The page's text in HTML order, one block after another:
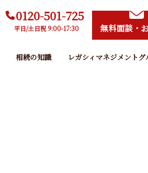
0120-501-725
平日/土日祝 9:00-17:30 無料面談・
相続の知識 レガシィマネジメントグ